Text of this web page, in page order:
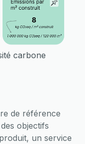
carbone
de référence
objectifs
un service